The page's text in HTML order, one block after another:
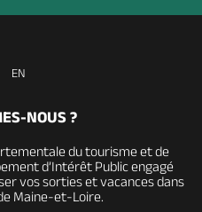
EN
NOUS ?
du tourisme et de
d’Intérêt Public engagé
vos sorties et vacances dans
Maine-et-Loire.